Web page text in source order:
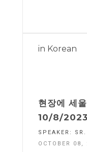
in Korean
현장에 세
10/8/2023
SPEAKER:
OCTOBER 08,